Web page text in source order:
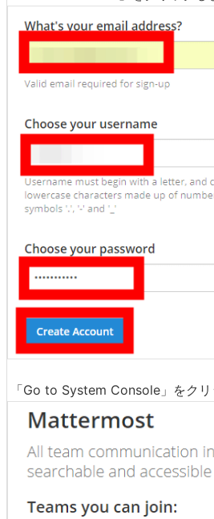
力して後ろに「:8065」と付けてア
メールアドレス、ユーザーネーム
「Create Account」をクリックし